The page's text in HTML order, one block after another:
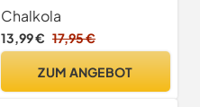
Kreidestifte für Fenster
Chalkola
13,99 € 17,95 €
ZUM ANGEBOT